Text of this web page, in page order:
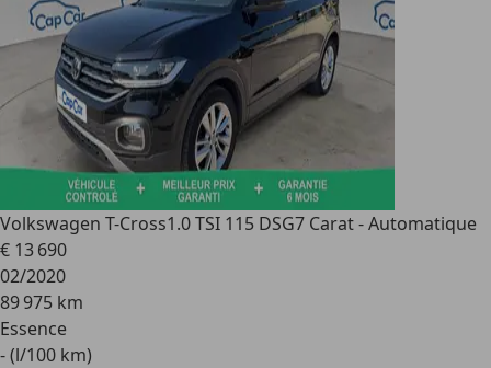
Volkswagen T-Cross1.0 TSI 115 DSG7 Carat - Automatique
€ 13 690
02/2020
89 975 km
Essence
- (l/100 km)